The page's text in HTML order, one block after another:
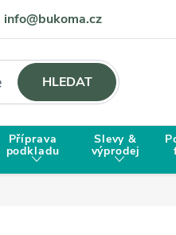
info@bukoma.cz
HLEDAT
Příprava
podkladu
Slevy &
výprodej